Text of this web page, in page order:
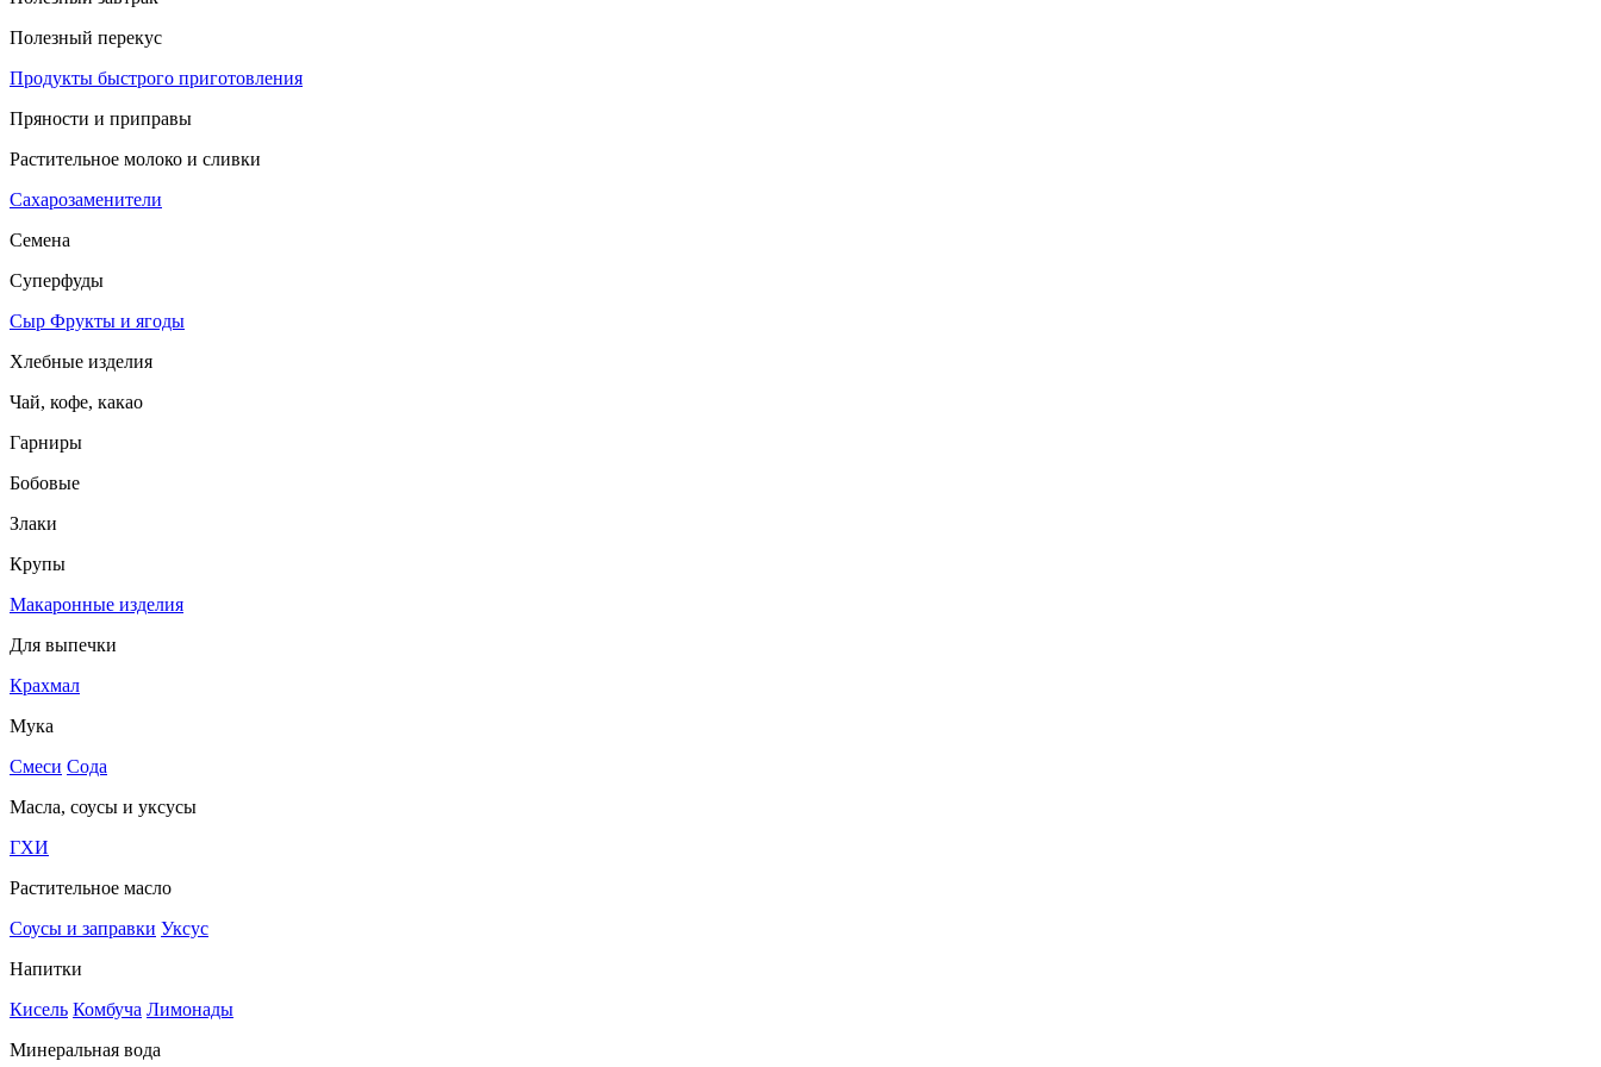
Полезный перекус
Продукты быстрого приготовления
Пряности и приправы
Растительное молоко и сливки
Сахарозаменители
Семена
Суперфуды
Сыр Фрукты и ягоды
Хлебные изделия
Чай, кофе, какао
Гарниры
Бобовые
Злаки
Крупы
Макаронные изделия
Для выпечки
Крахмал
Мука
Смеси Сода
Масла, соусы и уксусы
ГХИ
Растительное масло
Соусы и заправки Уксус
Напитки
Кисель Комбуча Лимонады
Минеральная вода